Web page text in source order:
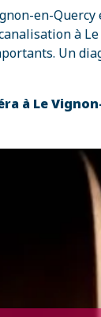
en-
à
Un
à Le